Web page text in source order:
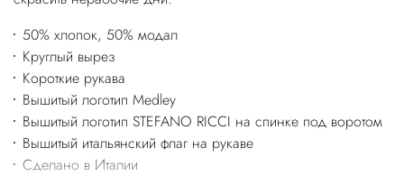
50% хлопок, 50% модал
Круглый вырез
Короткие рукава
Вышитый логотип Medley
Вышитый логотип STEFANO RICCI на спинке под воротом
Вышитый итальянский флаг на рукаве
Сделано в Италии